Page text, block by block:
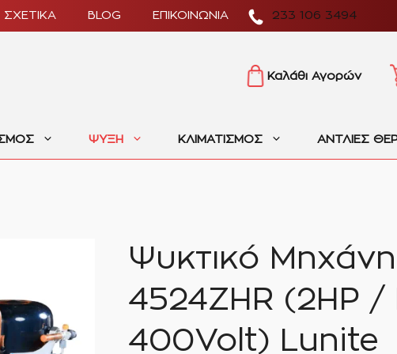
233 106 3494
ΣΧΕΤΙΚΑ BLOG ΕΠΙΚΟΙΝΩΝΙΑ
Καλάθι Αγορών
ΨΥΞΗ ΚΛΙΜΑΤΙΣΜΟΣ ΑΝΤΛΙΕΣ
Ψυκτικό
4524ZHR (2HP
400Volt) Lunite